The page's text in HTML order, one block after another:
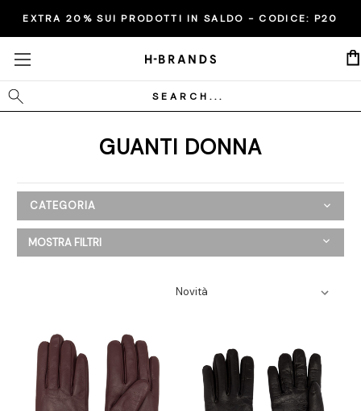
EXTRA 20% SUI PRODOTTI IN SALDO - CODICE: P20
Cerca
GUANTI DONNA
CATEGORIA
Donna
Cappelli
Cinture
Guanti
Portafogli
MOSTRA FILTRI